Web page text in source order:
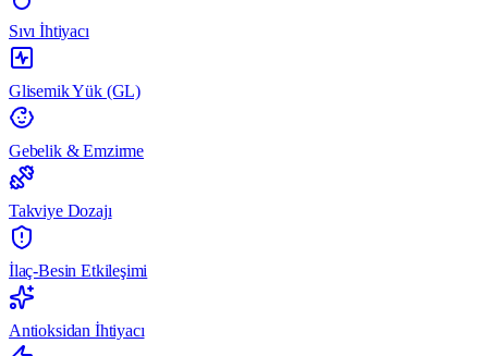
Sıvı İhtiyacı
Glisemik Yük (GL)
Gebelik & Emzirme
Takviye Dozajı
İlaç-Besin Etkileşimi
Antioksidan İhtiyacı